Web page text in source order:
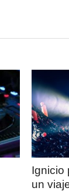
Ignicio
un